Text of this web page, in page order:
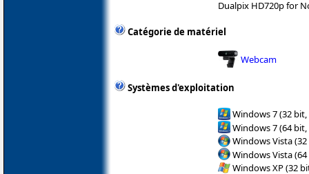
Dualpix HD720p for
Catégorie de matériel
Webcam
Systèmes d'exploitation
Windows 7 (32 bit,
Windows 7 (64 bit,
Windows Vista
Windows Vista
Windows XP (32